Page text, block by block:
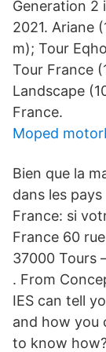
Generation 2
2021​. Ariane
m); Tour
Tour France
Landscape
France.
Moped
Bien que la
dans les
France: si
France 60
37000 Tours
. From
IES can tell
and how you
to know